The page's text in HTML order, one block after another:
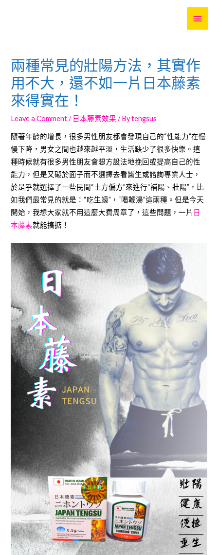
兩種常見的壯陽方法，其實作
用不大，還不如一片日本藤素
來得實在！
Leave a Comment / 日本藤素效果 / Bytengsus
隨著年齡的增長，很多男性朋友都會發現自己的“性能力”在慢
慢下降，男女之間也越來越平淡，生活缺少了很多快樂。這
種時候就有很多男性朋友會想方設法地挽回或提高自己的性
能力，但是又礙於面子而不選擇去看醫生或諮詢專業人士，
於是乎就選擇了一些民間“土方偏方”來進行“補陽、壯陽”，比
如我們最常見的就是：“吃生蠔”，“喝鞭湯”這兩種。但是今天
開始，我想大家就不用這麼大費周章了，這些問題，一片 日
本藤素就能搞掂！